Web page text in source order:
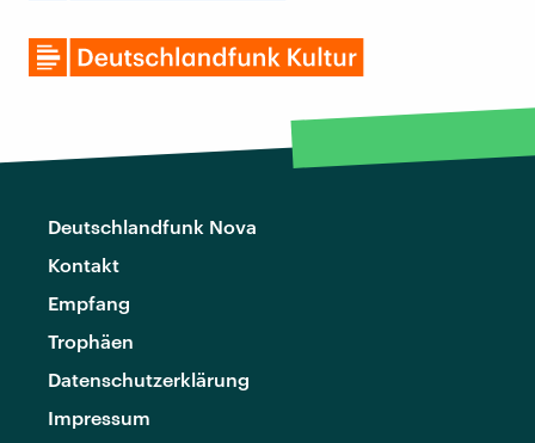
Deutschlandfunk Nova
Kontakt
Empfang
Trophäen
Datenschutzerklärung
Impressum